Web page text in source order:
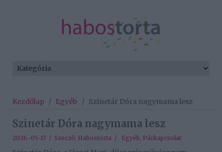
Kezdőlap / Egyéb / Szinetár Dóra nagymama lesz
Szinetár Dóra nagymama lesz
2026-05-17 / Szerző: Habostorta / Egyéb, Párkapcsolat